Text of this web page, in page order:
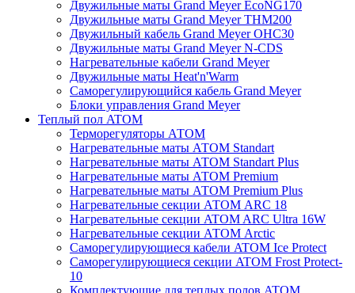
Двужильные маты Grand Meyer EcoNG170
Двужильные маты Grand Meyer THM200
Двужильный кабель Grand Meyer OHC30
Двужильные маты Grand Meyer N-CDS
Нагревательные кабели Grand Meyer
Двужильные маты Heat'n'Warm
Саморегулирующийся кабель Grand Meyer
Блоки управления Grand Meyer
Теплый пол ATOM
Терморегуляторы АТОМ
Нагревательные маты АТОМ Standart
Нагревательные маты АТОМ Standart Plus
Нагревательные маты АТОМ Premium
Нагревательные маты АТОМ Premium Plus
Нагревательные секции АТОМ ARC 18
Нагревательные секции ATOM ARC Ultra 16W
Нагревательные секции АТОМ Arctic
Саморегулирующиеся кабели ATOM Ice Protect
Саморегулирующиеся секции ATOM Frost Protect-
10
Комплектующие для теплых полов ATOM